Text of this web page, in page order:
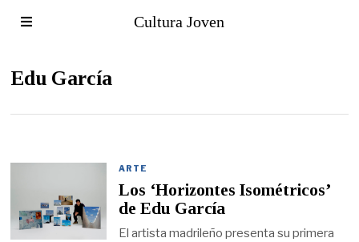
Cultura Joven
Edu García
ARTE
Los ‘Horizontes Isométricos’
de Edu García
El artista madrileño presenta su primera